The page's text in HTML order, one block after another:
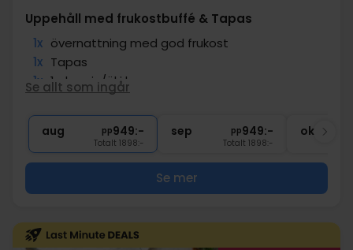
Uppehåll med frukostbuffé & Tapas
1x övernattning med god frukost
1x Tapas
1x 1 glas vin/öl i baren
kaffe att ta med
∞ Gratis parkering
Se allt som ingår
aug pp949:-
Totalt 1898:-
sep pp949:-
Totalt 1898:-
okt
Se mer